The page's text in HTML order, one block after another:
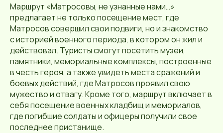
Маршрут «Матросовы, не узнанные нами…»
предлагает не только посещение мест, где
Матросов совершил свои подвиги, но и знакомство
с историей военного периода, в котором он жил и
действовал. Туристы смогут посетить музеи,
памятники, мемориальные комплексы, построенные
в честь героя, а также увидеть места сражений и
боевых действий, где Матросов проявил свою
мужество и отвагу. Кроме того, маршрут включает в
себя посещение военных кладбищ и мемориалов,
где погибшие солдаты и офицеры получили свое
последнее пристанище.